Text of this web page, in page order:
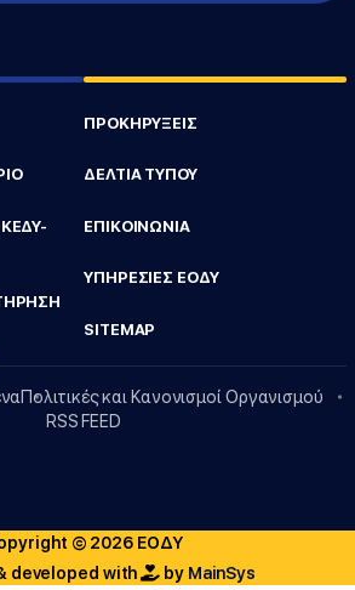
ΠΡΟΚΗΡΥΞΕΙΣ
ΔΕΛΤΙΑ ΤΥΠΟΥ
ΕΠΙΚΟΙΝΩΝΙΑ
ΥΠΗΡΕΣΙΕΣ ΕΟΔΥ
SITEMAP
Πολιτικές και Κανονισμοί Οργανισμού
RSS FEED
© 2026 ΕΟΔΥ
developed with
by MainSys